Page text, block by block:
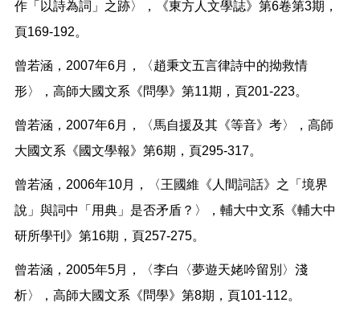
作「以詩為詞」之跡〉，《東方人文學誌》第6卷第3期，
頁169-192。
曾若涵，2007年6月，〈趙秉文五言律詩中的拗救情
形〉，高師大國文系《問學》第11期，頁201-223。
曾若涵，2007年6月，〈馬自援及其《等音》考〉，高師
大國文系《國文學報》第6期，頁295-317。
曾若涵，2006年10月，〈王國維《人間詞話》之「境界
說」與詞中「用典」是否矛盾？〉，輔大中文系《輔大中
研所學刊》第16期，頁257-275。
曾若涵，2005年5月，〈李白〈夢遊天姥吟留別〉淺
析〉，高師大國文系《問學》第8期，頁101-112。